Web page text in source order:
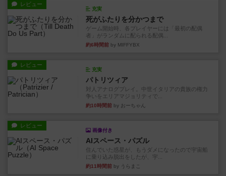
レビュー
充実
死がふたりを分かつまで
ゲーム開始時、各プレイヤーには「最初の配偶
者」がランダムに配られる配偶...
約6時間前 by MIFFYBX
レビュー
充実
パトリツィア
対人アナログプレイ。中世イタリアの貴族の権力
争いをエリアマジョリティで...
約10時間前 by おーちゃん
レビュー
画像付き
AIスペース・パズル
住んでいた惑星が、もうダメになったので宇宙船
に乗り込み脱出をしたが、宇...
約11時間前 by うらまこ